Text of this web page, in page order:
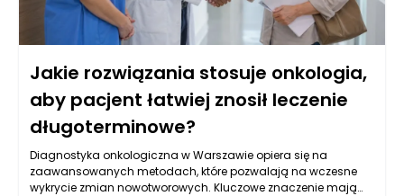
Jakie rozwiązania stosuje onkologia,
aby pacjent łatwiej znosił leczenie
długoterminowe?
Diagnostyka onkologiczna w Warszawie opiera się na
zaawansowanych metodach, które pozwalają na wczesne
wykrycie zmian nowotworowych. Kluczowe znaczenie mają